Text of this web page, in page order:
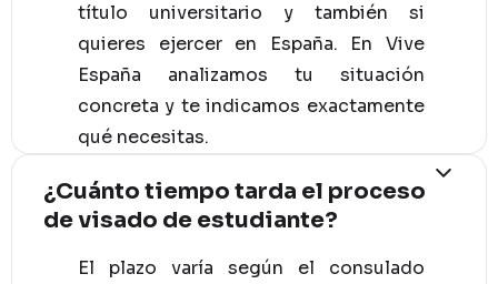
título universitario y también si
quieres ejercer en España. En Vive
España analizamos tu situación
concreta y te indicamos exactamente
qué necesitas.
¿Cuánto tiempo tarda el proceso
de visado de estudiante?
El plazo varía según el consulado